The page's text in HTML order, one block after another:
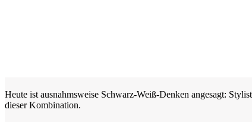
Heute ist ausnahmsweise Schwarz-Weiß-Denken angesagt:
dieser Kombination.